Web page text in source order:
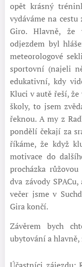
opět krásný
vydáváme na
Giro. Hlavně, že
odjezdem byl
meteorologové
sportovní (najeli
edukativní, kdy
Kluci v autě řeší,
školy, to jsem
řeknou. A my z
pondělí čekají za
říkáme, že když
motivace do
procházka
dva závody
večer jsme v
Gira končí.
Závěrem bych
ubytování a